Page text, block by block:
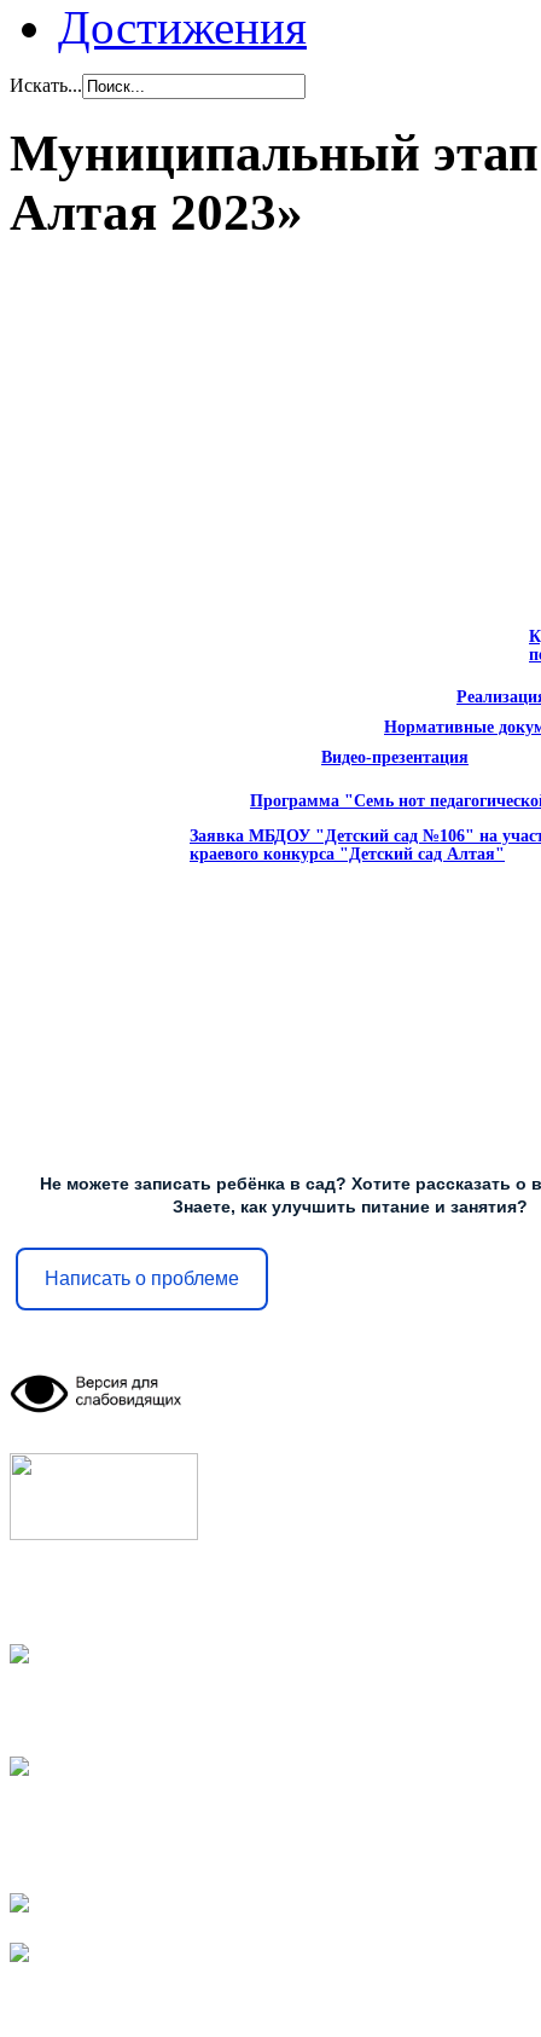
Достижения
Искать...
Муниципальный этап
Алтая 2023»
Нормативные
Видео-презентация
Программа "Семь нот
Заявка МБДОУ "Детский сад №106" на
краевого конкурса "Детский сад Алтая"
Не можете записать ребёнка в сад? Хотите рассказать о
Знаете, как улучшить питание и занятия?
Написать о проблеме